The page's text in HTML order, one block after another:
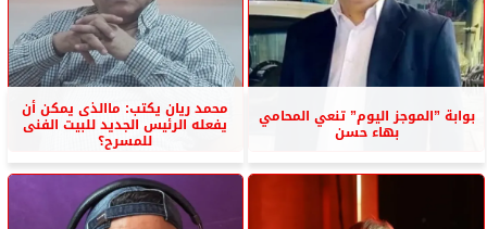
بوابة ”الموجز اليوم” تنعي المحامي
بهاء حسن
محمد ريان يكتب: ماالذى يمكن أن
يفعله الرئيس الجديد للبيت الفنى
للمسرح؟